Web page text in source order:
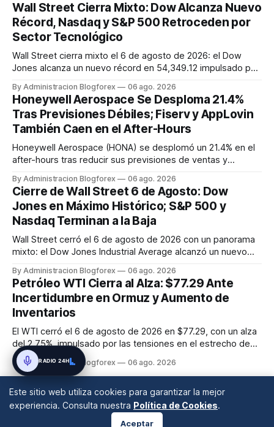
Wall Street Cierra Mixto: Dow Alcanza Nuevo
Récord, Nasdaq y S&P 500 Retroceden por
Sector Tecnológico
Wall Street cierra mixto el 6 de agosto de 2026: el Dow
Jones alcanza un nuevo récord en 54,349.12 impulsado por
Composite retroceden un 0.2% y 0.8% respectivamente,
lastrados por el sector tecnológico. El VIX cayó a 15.43, y el
progreso en...
By Administracion Blogforex 06 ago. 2026
Honeywell Aerospace Se Desploma 21.4%
Tras Previsiones Débiles; Fiserv y AppLovin
También Caen en el After-Hours
Honeywell Aerospace (HONA) se desplomó un 21.4% en el
after-hours tras reducir sus previsiones de ventas y
en sus pronósticos anuales, y AppLovin (APP) bajó un 19.3%
tras no alcanzar las estimaciones de ingresos. SanDisk
(SNDK) tambié...
By Administracion Blogforex 06 ago. 2026
Cierre de Wall Street 6 de Agosto: Dow
Jones en Máximo Histórico; S&P 500 y
Nasdaq Terminan a la Baja
Wall Street cerró el 6 de agosto de 2026 con un panorama
mixto: el Dow Jones Industrial Average alcanzó un nuevo
que el S&P 500 retrocedió un 0.2% a 7,723.55 y el Nasdaq
Composite cayó un 0.8% a 26,363.44, afectado por la
debilidad de las a...
By Administracion Blogforex 06 ago. 2026
Petróleo WTI Cierra al Alza: $77.29 Ante
Incertidumbre en Ormuz y Aumento de
Inventarios
El WTI cerró el 6 de agosto de 2026 en $77.29, con un alza
del 2.75%, impulsado por las tensiones en el estrecho de
Ormuz, a pesar del aumento inesperado en los inventarios
de crudo de EE. UU.
By Administracion Blogforex 06 ago. 2026
Este sitio web utiliza cookies para garantizar la mejor
experiencia. Consulta nuestra Política de Cookies.
Aceptar
RADIO 24H